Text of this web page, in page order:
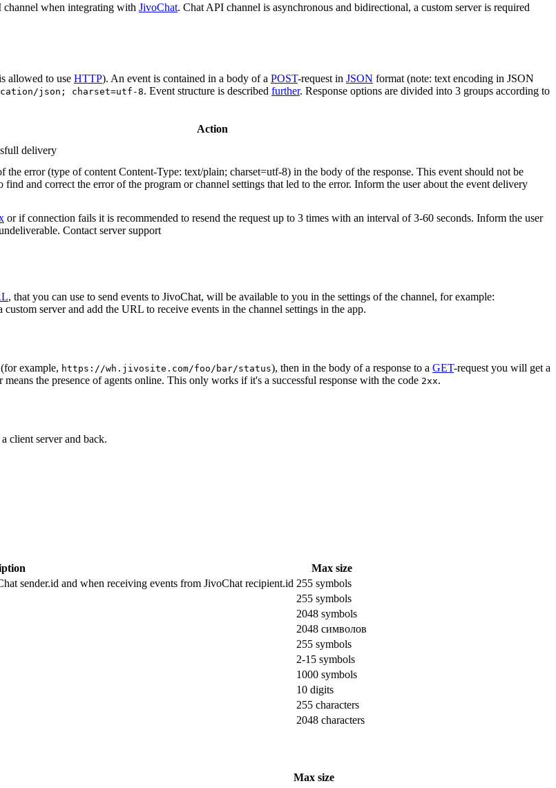
channel when integrating with JivoChat. Chat API channel is asynchronous and bidirectional, a custom server is required
allowed to use HTTP). An event is contained in a body of a POST-request in JSON format (note: text encoding in JSON
json; charset=utf-8. Event structure is described further. Response options are divided into 3 groups according to
Action
delivery
the error (type of content Content-Type: text/plain; charset=utf-8) in the body of the response. This event should not be
find and correct the error of the program or channel settings that led to the error. Inform the user about the event delivery
or if connection fails it is recommended to resend the request up to 3 times with an interval of 3-60 seconds. Inform the user
Contact server support
, that you can use to send events to JivoChat, will be available to you in the settings of the channel, for example:
custom server and add the URL to receive events in the channel settings in the app.
example, https://wh.jivosite.com/foo/bar/status), then in the body of a response to a GET-request you will get a
means the presence of agents online. This only works if it's a successful response with the code 2xx.
client server and back.
Max size
sender.id and when receiving events from JivoChat recipient.id 255 symbols
255 symbols
2048 symbols
2048 символов
255 symbols
2-15 symbols
1000 symbols
10 digits
255 characters
2048 characters
Max size